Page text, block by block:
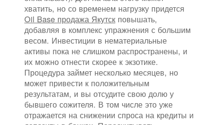
хватить, но со временем нагрузку придется
Oil Base продажа Якутск повышать,
добавляя в комплекс упражнения с большим
весом. Инвестиции в нематериальные
активы пока не слишком распространены, и
их можно отнести скорее к экзотике.
Процедура займет несколько месяцев, но
может привести к положительным
результатам, и вы отсудите свою долю у
бывшего сожителя. В том числе это уже
отражается на снижении спроса на кредиты и